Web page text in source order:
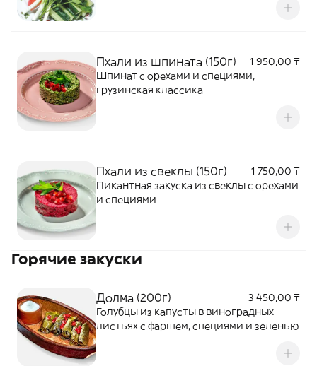
Пхали из шпината (150г)
1 950,00 ₸
Шпинат с орехами и специями,
грузинская классика
Пхали из свеклы (150г)
1 750,00 ₸
Пикантная закуска из свеклы с орехами
и специями
Горячие закуски
Долма (200г)
3 450,00 ₸
Голубцы из капусты в виноградных
листьях с фаршем, специями и зеленью